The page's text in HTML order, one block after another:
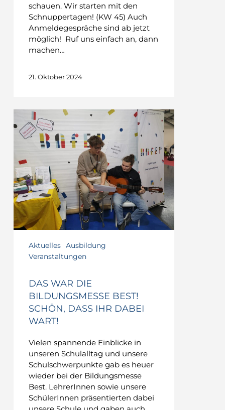
schauen. Wir starten mit den
Schnuppertagen! (KW 45) Auch
Anmeldegespräche sind ab jetzt
möglich! Ruf uns einfach an, dann
machen…
21. Oktober 2024
war
die
Bildungsmesse
Best!
Schön,
dass
ihr
dabei
wart!
Aktuelles Ausbildung
Veranstaltungen
DAS WAR DIE
BILDUNGSMESSE BEST!
SCHÖN, DASS IHR DABEI
WART!
Vielen spannende Einblicke in
unseren Schulalltag und unsere
Schulschwerpunkte gab es heuer
wieder bei der Bildungsmesse
Best. LehrerInnen sowie unsere
SchülerInnen präsentierten dabei